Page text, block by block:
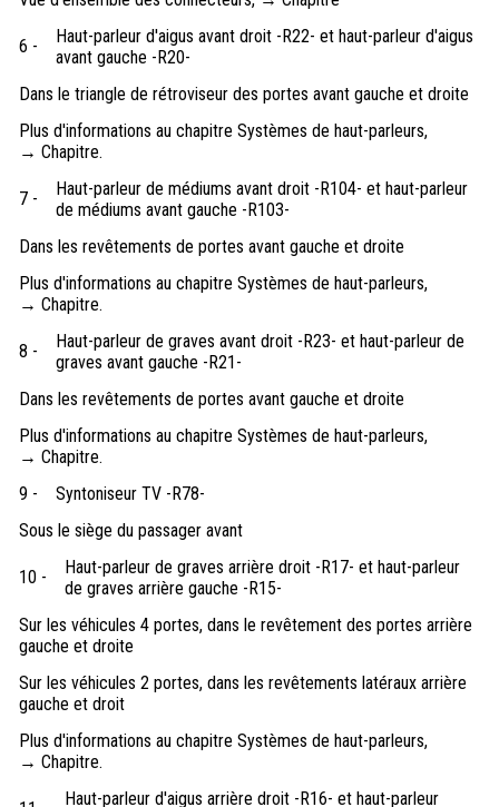
6 -
Haut-parleur d'aigus avant droit -R22- et haut-parleur d'aigus
avant gauche -R20-
Dans le triangle de rétroviseur des portes avant gauche et droite
Plus d'informations au chapitre Systèmes de haut-parleurs,
→ Chapitre.
7 -
Haut-parleur de médiums avant droit -R104- et haut-parleur
de médiums avant gauche -R103-
Dans les revêtements de portes avant gauche et droite
Plus d'informations au chapitre Systèmes de haut-parleurs,
→ Chapitre.
8 -
Haut-parleur de graves avant droit -R23- et haut-parleur de
graves avant gauche -R21-
Dans les revêtements de portes avant gauche et droite
Plus d'informations au chapitre Systèmes de haut-parleurs,
→ Chapitre.
9 -
Syntoniseur TV -R78-
Sous le siège du passager avant
10 -
Haut-parleur de graves arrière droit -R17- et haut-parleur
de graves arrière gauche -R15-
Sur les véhicules 4 portes, dans le revêtement des portes arrière
gauche et droite
Sur les véhicules 2 portes, dans les revêtements latéraux arrière
gauche et droit
Plus d'informations au chapitre Systèmes de haut-parleurs,
→ Chapitre.
Haut-parleur d'aigus arrière droit -R16- et haut-parleur